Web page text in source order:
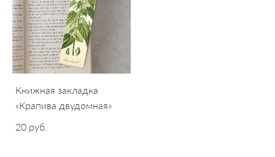
Книжная закладка
«Крапива двудомная»
20 pуб.